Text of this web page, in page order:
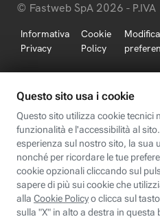
© Fastweb SpA 2026 -
Informativa
Privacy
Cookie
Policy
Modifica